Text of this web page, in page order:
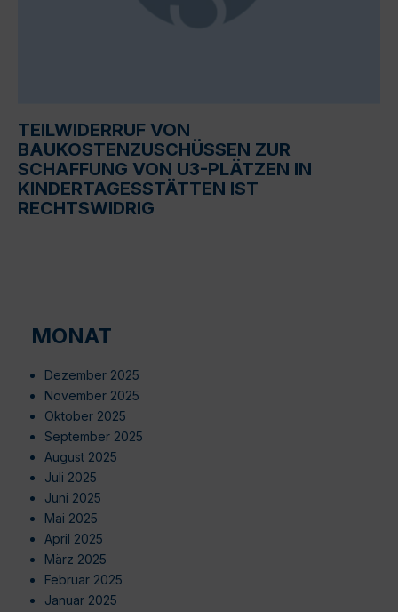
TEILWIDERRUF VON
BAUKOSTENZUSCHÜSSEN ZUR
SCHAFFUNG VON U3-PLÄTZEN IN
KINDERTAGESSTÄTTEN IST
RECHTSWIDRIG
MONAT
Dezember 2025
November 2025
Oktober 2025
September 2025
August 2025
Juli 2025
Juni 2025
Mai 2025
April 2025
März 2025
Februar 2025
Januar 2025